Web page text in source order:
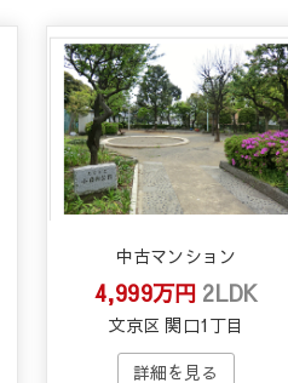
中古マンション
4,999万円 2LDK
文京区 関口1丁目